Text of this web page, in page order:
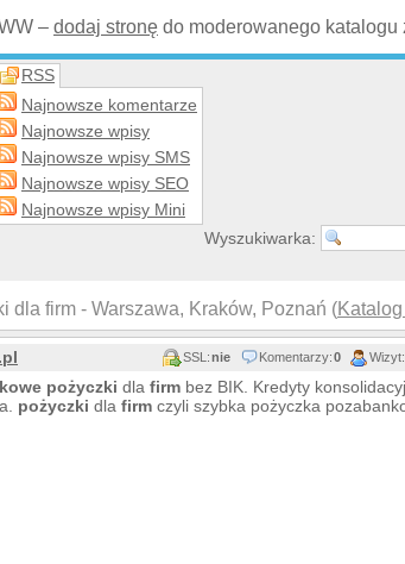
– dodaj stronę do moderowanego katalogu
RSS
Najnowsze komentarze
Najnowsze wpisy
Najnowsze wpisy SMS
Najnowsze wpisy SEO
Najnowsze wpisy Mini
Wyszukiwarka:
dla firm - Warszawa, Kraków, Poznań (
SSL:nie Komentarzy:0 Wizyt:
pożyczki dla firm bez BIK. Kredyty
pożyczki dla firm czyli szybka pożyczka